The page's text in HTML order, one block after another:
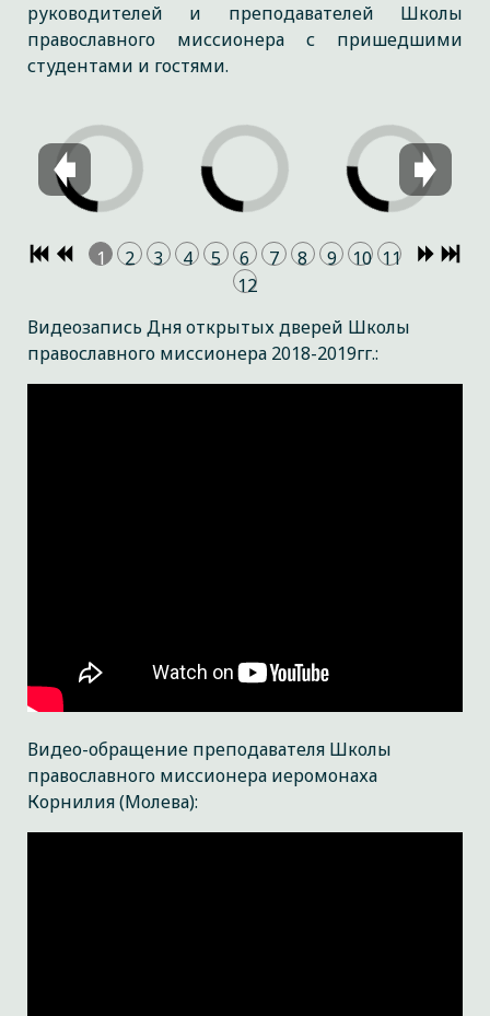
руководителей и преподавателей Школы
православного миссионера с пришедшими
студентами и гостями.
1 2 3 4 5 6 7 8 9 10 11
12
Видеозапись Дня открытых дверей Школы
православного миссионера 2018-2019гг.:
Видео-обращение преподавателя Школы
православного миссионера иеромонаха
Корнилия (Молева):